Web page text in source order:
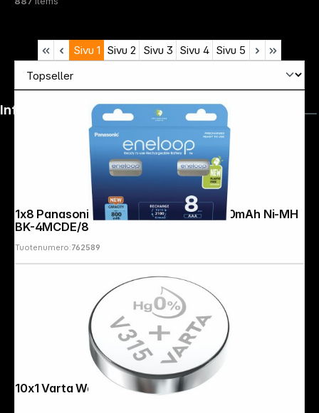
Sivu 1 Sivu 2 Sivu 3 Sivu 4 Sivu 5
1x8 Panasonic Eneloop Micro AAA 800mAh Ni-MH
BK-4MCDE/8BE
Tuotenumero:762589
10x1 Varta Watch V 315 VPE Inner Box
Infoterminal